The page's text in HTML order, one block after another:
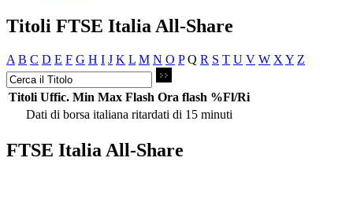
Titoli FTSE Italia All-Share
A B C D E F G H I J K L M N O P Q R S T U V W X Y Z
Titoli Uffic. Min Max Flash Ora flash %Fl/Ri
Dati di borsa italiana ritardati di 15 minuti
FTSE Italia All-Share